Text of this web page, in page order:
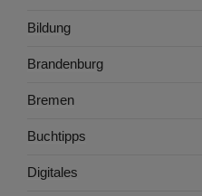
Bildung
Brandenburg
Bremen
Buchtipps
Digitales